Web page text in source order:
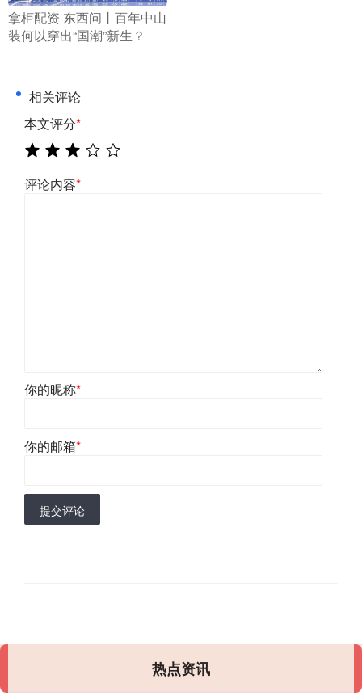
​拿柜配资 东西问丨百年中山
装何以穿出“国潮”新生？
相关评论
本文评分*
评论内容*
你的昵称*
你的邮箱*
提交评论
热点资讯